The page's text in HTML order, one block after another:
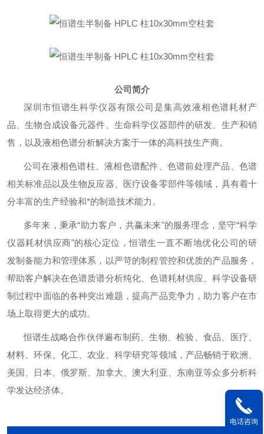
公司简介
深圳市恒谱生科学仪器有限公司是集高效液相色谱耗材产
品、生物合成设备元器件、生命科学仪器部件的研发、生产和销
售，以及液相色谱分析解决方案于一体的高科技生产商。
公司在液相色谱柱、液相色谱配件、色谱前处理产品、色谱
相关标准品以及生物反应器、医疗设备零部件等领域，具有着十
分丰富的生产经验和*的制造技术能力。
多年来，秉承“助力客户，共赢未来"的服务理念，坚守“科学
仪器耗材供应商"的核心定位，恒谱生一直不断地优化公司的研
发制备能力和管理体系，以严苛的制程管控和优质的产品服务，
帮助客户解决在色谱质谱分析纯化、色谱耗材供应、科学设备研
制过程中面临的各种突出难题，提高产品竞争力，助力客户在市
场上取得更大的成功。
恒谱生战略合作伙伴遍布制药、生物、检验、食品、医疗、
材料、环保、化工、农业、科学研究等领域，产品畅销于欧洲、
美国、日本、俄罗斯、加拿大、澳大利亚、东南亚等众多分析科
学发达经济体。
电话咨询